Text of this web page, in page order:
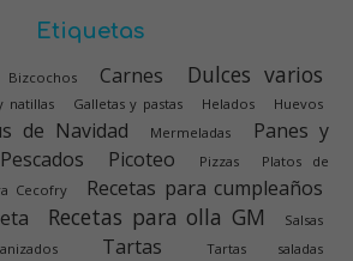
Etiquetas
Bizcochos Carnes Dulces varios
natillas Galletas y pastas Helados Huevos
de Navidad Mermeladas
Panes y
Pescados Picoteo Pizzas
Platos de
Cecofry
Recetas para cumpleaños
Recetas para olla GM
Salsas
Tartas Tartas saladas